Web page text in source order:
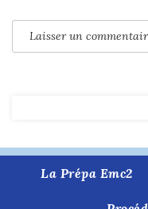
La Prépa Emc2